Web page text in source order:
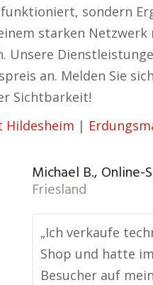
sondern
starken
Unsere
an. Melden Sie
Sichtbarkeit!
Hildesheim |
Michael B.,
Friesland
„Ich verkaufe
Shop und hatte
Besucher auf